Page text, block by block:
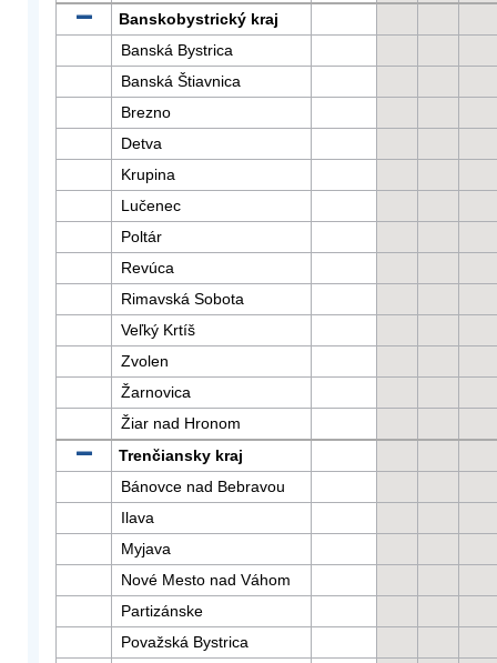
Banskobystrický kraj
Banská Bystrica
Banská Štiavnica
Brezno
Detva
Krupina
Lučenec
Poltár
Revúca
Rimavská Sobota
Veľký Krtíš
Zvolen
Žarnovica
Žiar nad Hronom
Trenčiansky kraj
Bánovce nad Bebravou
Ilava
Myjava
Nové Mesto nad Váhom
Partizánske
Považská Bystrica